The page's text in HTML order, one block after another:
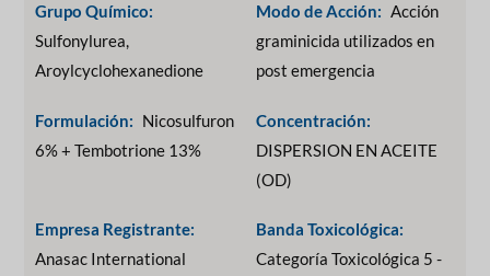
Grupo Químico:
Sulfonylurea,
Aroylcyclohexanedione
Formulación: Nicosulfuron
6% + Tembotrione 13%
Empresa Registrante:
Anasac International
Modo de Acción: Acción
graminicida utilizados en
post emergencia
Concentración:
DISPERSION EN ACEITE
(OD)
Banda Toxicológica:
Categoría Toxicológica 5 -